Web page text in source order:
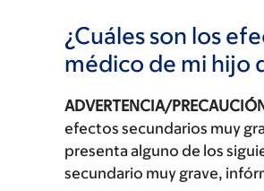
¿Cuáles son los
médico de mi hijo
ADVERTENCIA/
efectos secundarios muy
presenta alguno de los
secundario muy grave,